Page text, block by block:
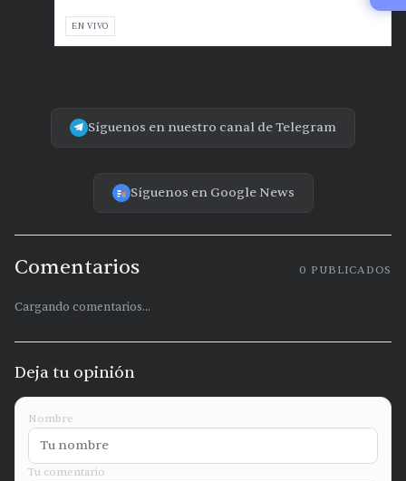
EN VIVO
Síguenos en nuestro canal de Telegram
Síguenos en Google News
Comentarios 0 PUBLICADOS
Cargando comentarios...
Deja tu opinión
Nombre
Tu comentario